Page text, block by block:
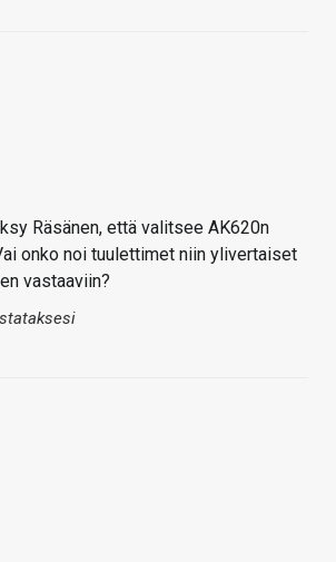
Räsänen, että valitsee AK620n
onko noi tuulettimet niin ylivertaiset
vastaaviin?